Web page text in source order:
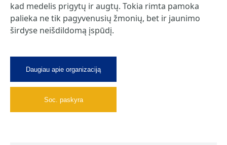
kad medelis prigytų ir augtų. Tokia rimta pamoka
palieka ne tik pagyvenusių žmonių, bet ir jaunimo
širdyse neišdildomą įspūdį.
Daugiau apie organizaciją
Soc. paskyra